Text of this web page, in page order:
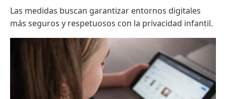
Las medidas buscan garantizar entornos digitales
más seguros y respetuosos con la privacidad infantil.